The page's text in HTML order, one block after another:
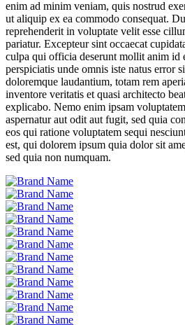
enim ad minim veniam, quis nostrud
ut aliquip ex ea commodo consequat.
reprehenderit in voluptate velit esse
pariatur. Excepteur sint occaecat
culpa qui officia deserunt mollit anim id
perspiciatis unde omnis iste natus error
doloremque laudantium, totam rem
inventore veritatis et quasi architecto
explicabo. Nemo enim ipsam
aspernatur aut odit aut fugit, sed quia
eos qui ratione voluptatem sequi
est, qui dolorem ipsum quia dolor sit
sed quia non numquam.